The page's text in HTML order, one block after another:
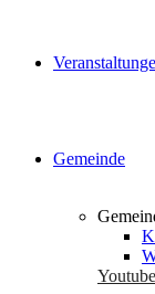
Gemeinde
Youtube
Seiten
# test